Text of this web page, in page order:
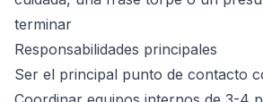
terminar
Responsabilidades principales
Ser el principal punto de contacto